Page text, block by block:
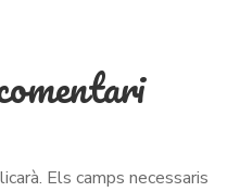
Els camps necessaris